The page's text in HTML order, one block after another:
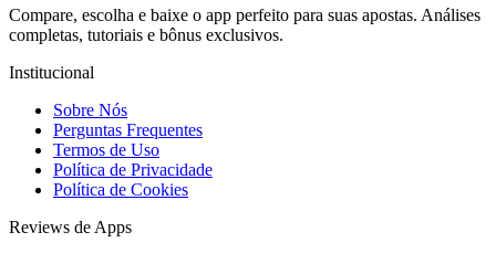
Compare, escolha e baixe o app perfeito para suas apostas. Análises
completas, tutoriais e bônus exclusivos.
Institucional
Sobre Nós
Perguntas Frequentes
Termos de Uso
Política de Privacidade
Política de Cookies
Reviews de Apps